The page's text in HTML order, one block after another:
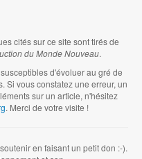
cités sur ce site sont tirés de
du Monde Nouveau.
d'évoluer au gré de
Si vous constatez une erreur, un
sur un article, n'hésitez
. Merci de votre visite !
en faisant un petit don :-).